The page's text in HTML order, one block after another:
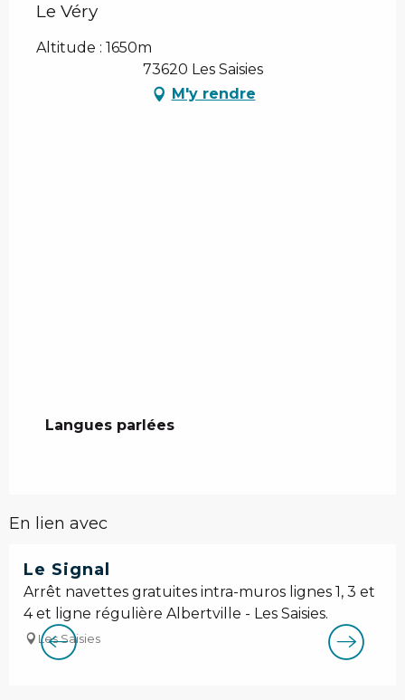
Le Véry
Altitude : 1650m
73620 Les Saisies
M'y rendre
Langues parlées
Langues parlées
En lien avec
Le Signal
Arrêt navettes gratuites intra-muros lignes 1, 3 et
4 et ligne régulière Albertville - Les Saisies.
Les Saisies